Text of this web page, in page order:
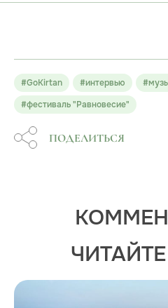
#GoKirtan #интервью
#фестиваль "Равновесие"
ПОДЕЛИТЬСЯ